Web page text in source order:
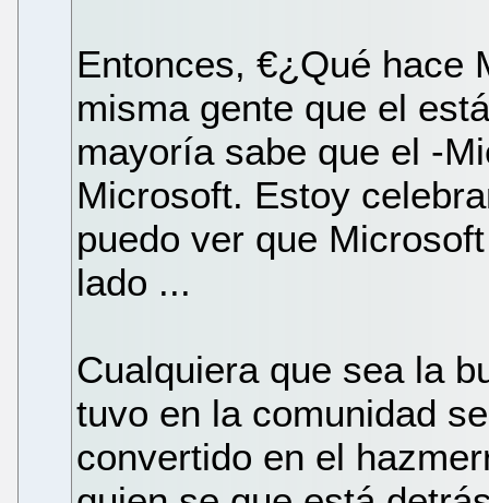
Entonces, €¿Qué hace
misma gente que el
mayoría sabe que el -
Microsoft. Estoy
puedo ver que
lado ...
Cualquiera que sea la
tuvo en la comunidad
convertido en el